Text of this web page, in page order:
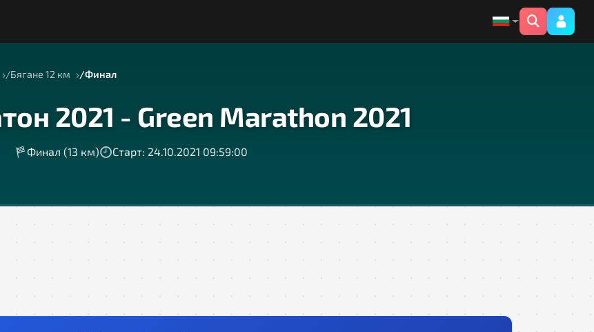
Бягане 12 км Финал
2021 - Green Marathon 2021
Финал (13 км) Старт: 24.10.2021 09:59:00